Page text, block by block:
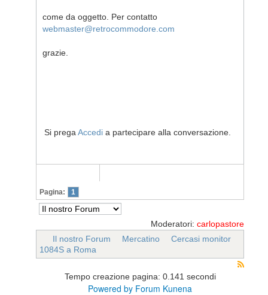
come da oggetto. Per contatto
webmaster@retrocommodore.com
grazie.
Si prega Accedi a partecipare alla conversazione.
Pagina: 1
Moderatori: carlopastore
Il nostro Forum
Mercatino
Cercasi monitor
1084S a Roma
Tempo creazione pagina: 0.141 secondi
Powered by Forum Kunena